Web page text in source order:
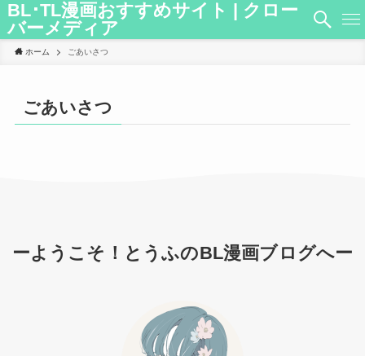
BL･TL漫画おすすめサイト | クロー
バーメディア
ホーム ごあいさつ
ごあいさつ
ーようこそ！とうふのBL漫画ブログへー